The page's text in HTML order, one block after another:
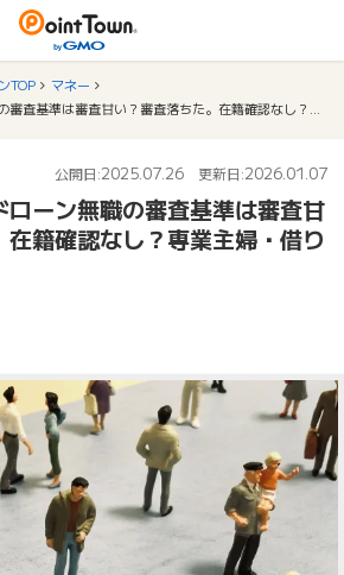
TOP
マネー
公開日:2025.07.26 更新日:2026.01.07
ーン無職の審査基準は審査甘
籍確認なし？専業主婦・借り